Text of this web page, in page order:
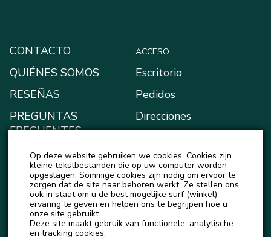
CONTACTO
QUIÉNES SOMOS
RESEÑAS
PREGUNTAS
FRECUENTES
BLOG
NOTICIAS
ACCESO
Escritorio
Pedidos
Direcciones
Mi monedero
Detalles de la cuenta
Salir
Op deze website gebruiken we cookies. Cookies zijn
kleine tekstbestanden die op uw computer worden
opgeslagen. Sommige cookies zijn nodig om ervoor te
zorgen dat de site naar behoren werkt. Ze stellen ons
ook in staat om u de best mogelijke surf (winkel)
ervaring te geven en helpen ons te begrijpen hoe u
onze site gebruikt.
Deze site maakt gebruik van functionele, analytische
en tracking cookies.